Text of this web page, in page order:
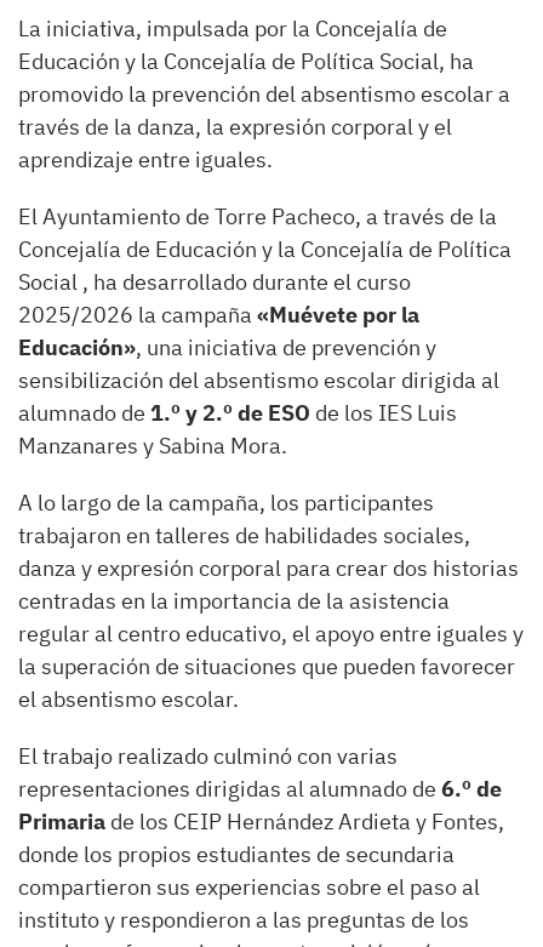
La iniciativa, impulsada por la Concejalía de
Educación y la Concejalía de Política Social, ha
promovido la prevención del absentismo escolar a
través de la danza, la expresión corporal y el
aprendizaje entre iguales.
El Ayuntamiento de Torre Pacheco, a través de la
Concejalía de Educación y la Concejalía de Política
Social , ha desarrollado durante el curso
2025/2026 la campaña «Muévete por la
Educación», una iniciativa de prevención y
sensibilización del absentismo escolar dirigida al
alumnado de 1.º y 2.º de ESO de los IES Luis
Manzanares y Sabina Mora.
A lo largo de la campaña, los participantes
trabajaron en talleres de habilidades sociales,
danza y expresión corporal para crear dos historias
centradas en la importancia de la asistencia
regular al centro educativo, el apoyo entre iguales y
la superación de situaciones que pueden favorecer
el absentismo escolar.
El trabajo realizado culminó con varias
representaciones dirigidas al alumnado de 6.º de
Primaria de los CEIP Hernández Ardieta y Fontes,
donde los propios estudiantes de secundaria
compartieron sus experiencias sobre el paso al
instituto y respondieron a las preguntas de los